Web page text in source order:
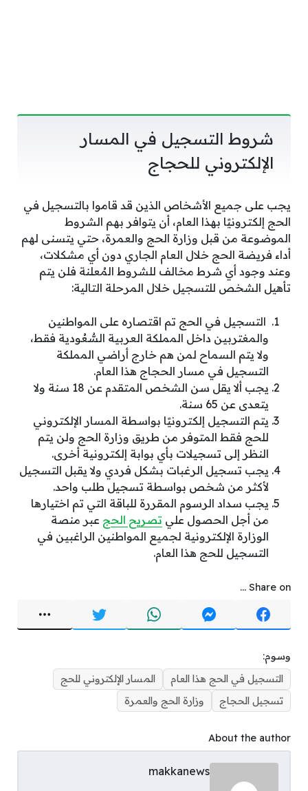
شروط التسجيل في المسار
الإلكتروني للحجاج
يجب على جميع الأشخاص الذين قد قاموا بالتسجيل في
الحج إلكترونيًا بهذا العام، أن يتوافر بهم الشروط
الموضوعة من قبل وزارة الحج والعمرة، حتي يتسنى لهم
أداء فريضة الحج خلال العام الجاري دون أي مشكلات،
وعند وجود أي شرط مخالف للشروط المُعلنة فلن يتم
تأهيل الشخص للتسجيل خلال المرحلة التالية:
التسجيل في الحج تم اقتصاره على المواطنين
والمغتربين داخل المملكة العربية السُّعُودية فقط،
ولا يتم السماح لمن هم خارج أراضي المملكة
التسجيل في مسار الحجاج هذا العام.
يجب ألا يقل سن الشخص المتقدم عن 18 سنة ولا
يتعدى عن 65 سنة.
يتم التسجيل إلكترونيًا بواسطة المسار الإلكتروني
للحج فقط المتوفر من طريق وزارة الحج ولن يتم
النظر إلى تسجيلات بأي بوابة إلكترونية أخرى.
يجب تسجيل الرغبات بشكل فردي ولا يقبل التسجيل
لأكثر من شخص بواسطة تسجيل طلب واحد.
يجب سداد الرسوم المقررة للباقة التي تم اختيارها
من أجل الحصول علي تصريح الحج عبر منصة
الوزارة الإلكترونية لجميع المواطنين الراغبين في
التسجيل للحج هذا العام.
Share on ...
وسوم:
التسجيل في الحج هذا العام
المسار الإلكتروني للحج
تسجيل الحجاج
وزارة الحج والعمرة
About the author
makkanews